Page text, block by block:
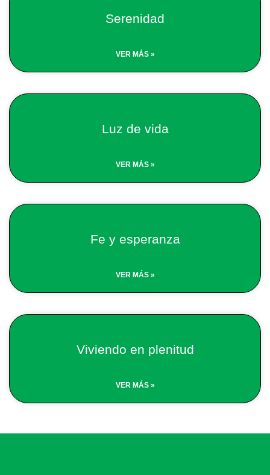
Serenidad
VER MÁS »
Luz de vida
VER MÁS »
Fe y esperanza
VER MÁS »
Viviendo en plenitud
VER MÁS »